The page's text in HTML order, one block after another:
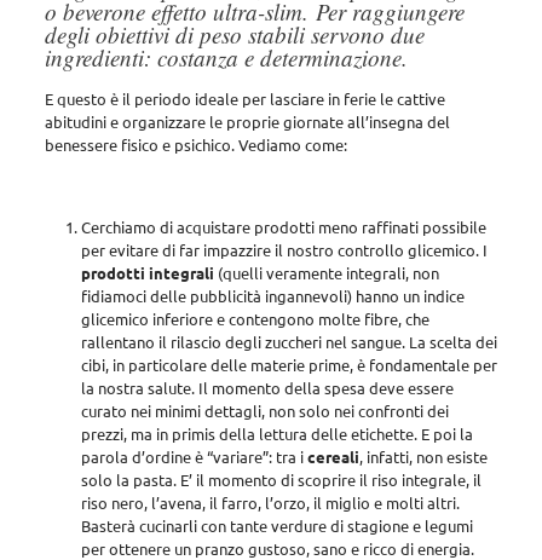
o beverone effetto ultra-slim. Per raggiungere
degli obiettivi di peso stabili servono due
ingredienti: costanza e determinazione.
E questo è il periodo ideale per lasciare in ferie le cattive
abitudini e organizzare le proprie giornate all’insegna del
benessere fisico e psichico. Vediamo come:
Cerchiamo di acquistare prodotti meno raffinati possibile
per evitare di far impazzire il nostro controllo glicemico. I
prodotti integrali (quelli veramente integrali, non
fidiamoci delle pubblicità ingannevoli) hanno un indice
glicemico inferiore e contengono molte fibre, che
rallentano il rilascio degli zuccheri nel sangue. La scelta dei
cibi, in particolare delle materie prime, è fondamentale per
la nostra salute. Il momento della spesa deve essere
curato nei minimi dettagli, non solo nei confronti dei
prezzi, ma in primis della lettura delle etichette. E poi la
parola d’ordine è “variare”: tra icereali, infatti, non esiste
solo la pasta. E’ il momento di scoprire il riso integrale, il
riso nero, l’avena, il farro, l’orzo, il miglio e molti altri.
Basterà cucinarli con tante verdure di stagione e legumi
per ottenere un pranzo gustoso, sano e ricco di energia.